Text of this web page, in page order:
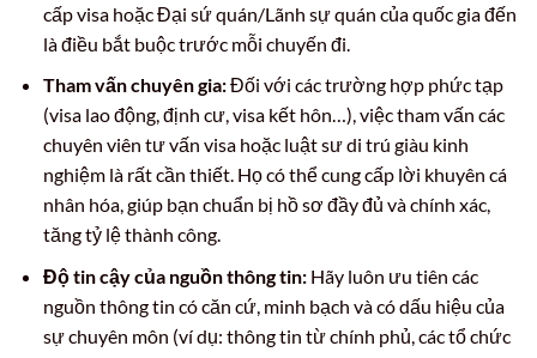
cấp visa hoặc Đại sứ quán/Lãnh sự quán của quốc gia đến
là điều bắt buộc trước mỗi chuyến đi.
Tham vấn chuyên gia:Đối với các trường hợp phức tạp
(visa lao động, định cư, visa kết hôn…), việc tham vấn các
chuyên viên tư vấn visa hoặc luật sư di trú giàu kinh
nghiệm là rất cần thiết. Họ có thể cung cấp lời khuyên cá
nhân hóa, giúp bạn chuẩn bị hồ sơ đầy đủ và chính xác,
tăng tỷ lệ thành công.
Độ tin cậy của nguồn thông tin:Hãy luôn ưu tiên các
nguồn thông tin có căn cứ, minh bạch và có dấu hiệu của
sự chuyên môn (ví dụ: thông tin từ chính phủ, các tổ chức